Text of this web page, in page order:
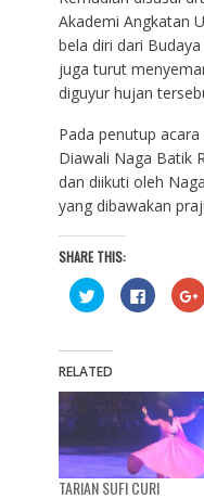
Akademi Angkatan
bela diri dari
juga turut
diguyur hujan
Pada penutup
Diawali Naga Batik
dan diikuti oleh
yang dibawakan
SHARE THIS:
C
l
t
o
s
h
a
r
o
n
T
w
C
l
h
a
r
o
F
a
l
RELATED
TARIAN SUFI CURI